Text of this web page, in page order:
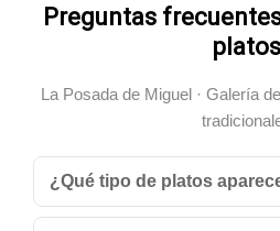
Preguntas
platos
La Posada de Miguel · Galería
¿Qué tipo de platos